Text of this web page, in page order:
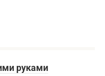
руками